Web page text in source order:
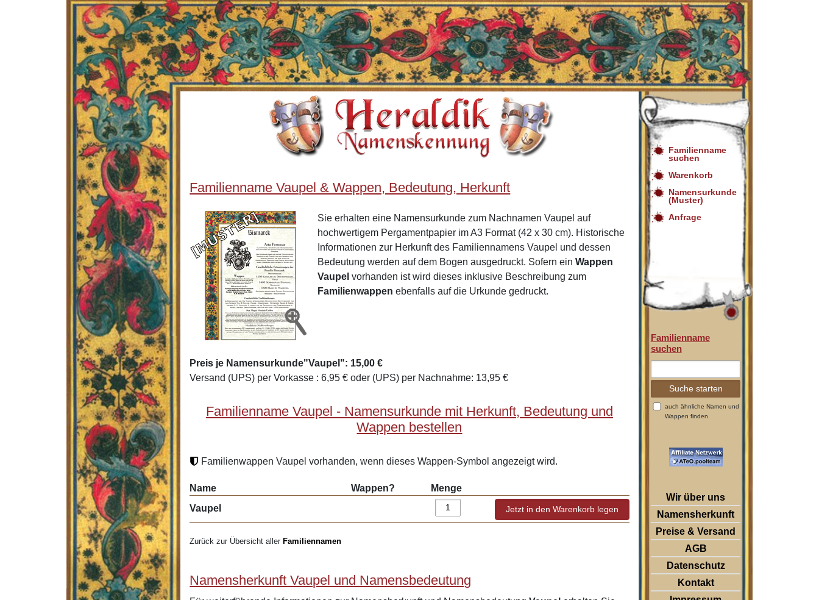
Familienname Vaupel & Wappen, Bedeutung, Herkunft
Sie erhalten eine Namensurkunde zum Nachnamen Vaupel auf
hochwertigem Pergamentpapier im A3 Format (42 x 30 cm). Historische
Informationen zur Herkunft des Familiennamens Vaupel und dessen
Bedeutung werden auf dem Bogen ausgedruckt. Sofern einWappen
Vaupel vorhanden ist wird dieses inklusive Beschreibung zum
Familienwappen ebenfalls auf die Urkunde gedruckt.
Preis je Namensurkunde"Vaupel": 15,00 €
Versand (UPS) per Vorkasse : 6,95 € oder (UPS) per Nachnahme: 13,95 €
Familienname Vaupel - Namensurkunde mit Herkunft, Bedeutung und
Wappen bestellen
Familienwappen Vaupel vorhanden, wenn dieses Wappen-Symbol angezeigt wird.
Name Wappen?
Menge
Vaupel
Zurück zur Übersicht aller Familiennamen
Namensherkunft Vaupel und Namensbedeutung
Familienname
suchen
Warenkorb
Namensurkunde
(Muster)
Anfrage
Familienname
suchen
auch ähnliche Namen und
Wappen finden
Wir über uns
Namensherkunft
Preise & Versand
AGB
Datenschutz
Kontakt